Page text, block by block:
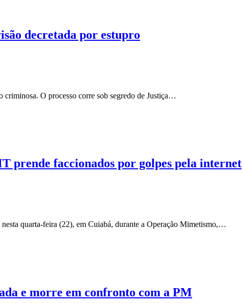
decretada por estupro
criminosa. O processo corre sob segredo de Justiça…
prende faccionados por golpes pela internet
quarta-feira (22), em Cuiabá, durante a Operação Mimetismo,…
e morre em confronto com a PM